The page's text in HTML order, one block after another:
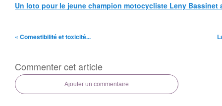
Un loto pour le jeune champion motocycliste Leny Bassinet
« Comestibilité et toxicité...
Commenter cet article
Ajouter un commentaire